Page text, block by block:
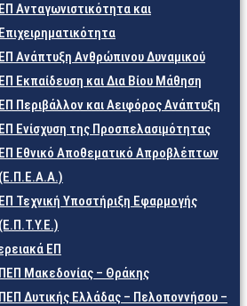
ΕΠ Ανταγωνιστικότητα και
Επιχειρηματικότητα
ΕΠ Ανάπτυξη Ανθρώπινου Δυναμικού
ΕΠ Εκπαίδευση και Δια Βίου Μάθηση
ΕΠ Περιβάλλον και Αειφόρος Ανάπτυξη
ΕΠ Ενίσχυση της Προσπελασιμότητας
ΕΠ Εθνικό Αποθεματικό Απροβλέπτων
(Ε.Π.Ε.Α.Α.)
ΕΠ Τεχνική Υποστήριξη Εφαρμογής
(Ε.Π.Τ.Υ.Ε.)
ΕΠ
ΠΕΠ Μακεδονίας – Θράκης
ΠΕΠ Δυτικής Ελλάδας – Πελοποννήσου –